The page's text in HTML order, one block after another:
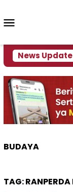
konten
News Update
Krisi Air
BUDAYA
TAG: